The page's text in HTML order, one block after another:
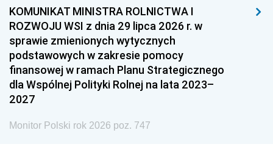
KOMUNIKAT MINISTRA ROLNICTWA I
ROZWOJU WSI z dnia 29 lipca 2026 r. w
sprawie zmienionych wytycznych
podstawowych w zakresie pomocy
finansowej w ramach Planu Strategicznego
dla Wspólnej Polityki Rolnej na lata 2023–
2027
Monitor Polski rok 2026 poz. 747